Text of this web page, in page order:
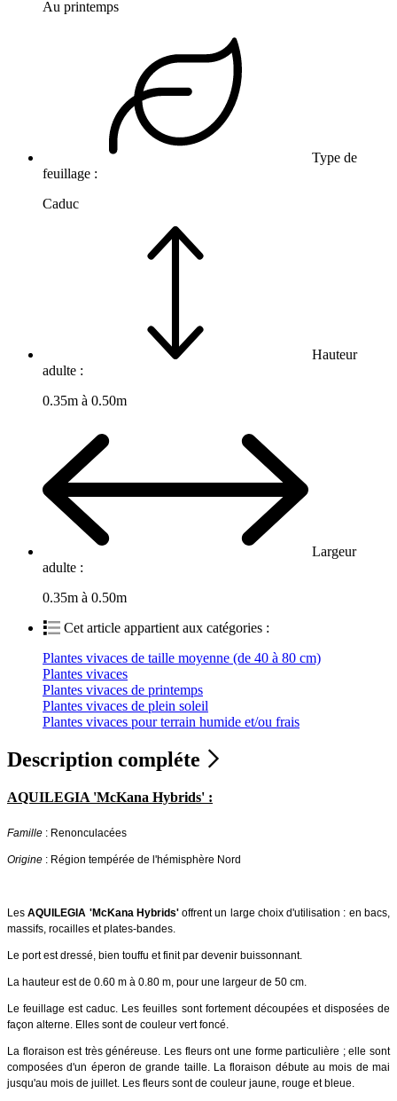
Au printemps
Type de
feuillage :
Caduc
Hauteur
adulte :
0.35m à 0.50m
Largeur
adulte :
0.35m à 0.50m
Cet article appartient aux catégories :
Plantes vivaces de taille moyenne (de 40 à 80 cm)
Plantes vivaces
Plantes vivaces de printemps
Plantes vivaces de plein soleil
Plantes vivaces pour terrain humide et/ou frais
Description compléte
AQUILEGIA 'McKana Hybrids' :
Famille : Renonculacées
Origine : Région tempérée de l'hémisphère Nord
Les AQUILEGIA 'McKana Hybrids'offrent un large choix d'utilisation : en bacs,
massifs, rocailles et plates-bandes.
Le port est dressé, bien touffu et finit par devenir buissonnant.
La hauteur est de 0.60 m à 0.80 m, pour une largeur de 50 cm.
Le feuillage est caduc. Les feuilles sont fortement découpées et disposées de
façon alterne. Elles sont de couleur vert foncé.
La floraison est très généreuse. Les fleurs ont une forme particulière ; elle sont
composées d'un éperon de grande taille. La floraison débute au mois de mai
jusqu'au mois de juillet. Les fleurs sont de couleur jaune, rouge et bleue.